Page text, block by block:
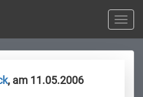
Toggle
, am 11.05.2006